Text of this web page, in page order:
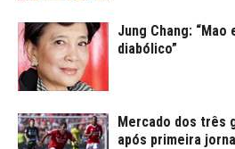
Jung Chang:
diabólico”
Mercado dos três
após primeira